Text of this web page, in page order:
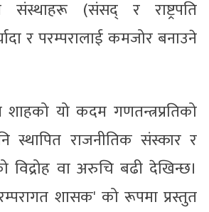
संस्थाहरू (संसद् र राष्ट्रपति
र परम्परालाई कमजोर बनाउने
शाहको यो कदम गणतन्त्रप्रतिको
स्थापित राजनीतिक संस्कार र
विद्रोह वा अरुचि बढी देखिन्छ।
शासक' को रूपमा प्रस्तुत